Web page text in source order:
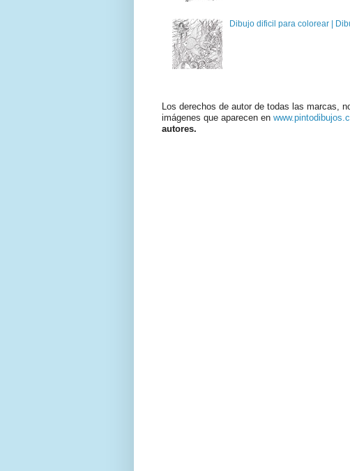
Dibujo dificil para colorear |
Los derechos de autor de todas las marcas,
imágenes que aparecen en
autores.